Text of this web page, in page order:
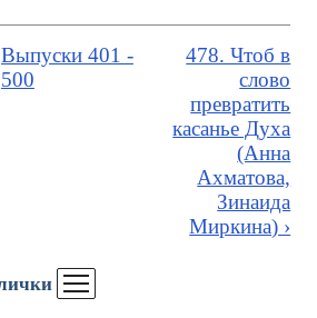
Выпуски 401 -
500
478. Чтоб в
слово
превратить
касанье Духа
(Анна
Ахматова,
Зинаида
Миркина) ›